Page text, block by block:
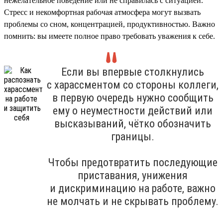
Стресс и некомфортная рабочая атмосфера могут вызвать
проблемы со сном, концентрацией, продуктивностью. Важно
помнить: вы имеете полное право требовать уважения к себе.
Если вы впервые столкнулись
с харассментом со стороны коллеги,
в первую очередь нужно сообщить
ему о неуместности действий или
высказываний, чётко обозначить
границы.
Чтобы предотвратить последующие
приставания, унижения
и дискриминацию на работе, важно
не молчать и не скрывать проблему.